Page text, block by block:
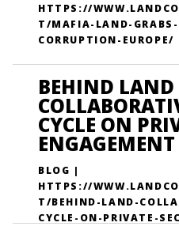
HTTPS://
T/MAFIA-LAND-
CORRUPTION-EUROPE/
BEHIND LAND
CYCLE ON
ENGAGEMENT
BLOG |
HTTPS://
T/BEHIND-LAND-
CYCLE-ON-PRIVATE-